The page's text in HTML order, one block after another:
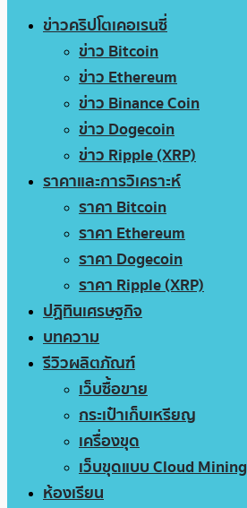
ข่าวคริปโตเคอเรนซี่
ข่าว Bitcoin
ข่าว Ethereum
ข่าว Binance Coin
ข่าว Dogecoin
ข่าว Ripple (XRP)
ราคาและการวิเคราะห์
ราคา Bitcoin
ราคา Ethereum
ราคา Dogecoin
ราคา Ripple (XRP)
ปฏิทินเศรษฐกิจ
บทความ
รีวิวผลิตภัณฑ์
เว็บซื้อขาย
กระเป๋าเก็บเหรียญ
เครื่องขุด
เว็บขุดแบบ Cloud Mining
ห้องเรียน